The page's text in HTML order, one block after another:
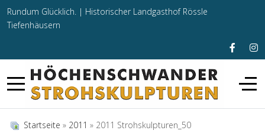
Rundum Glücklich. | Historischer Landgasthof Rössle
Tiefenhäusern
Startseite » 2011 » 2011 Strohskulpturen_50